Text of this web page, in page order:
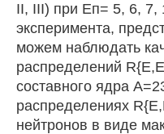
II, III) при Еп= 5, 6, 7,
эксперимента,
можем наблюдать
распределений
составного ядра
распределениях
нейтронов в виде